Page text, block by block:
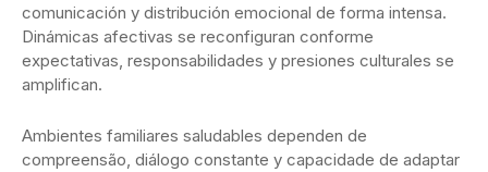
comunicación y distribución emocional de forma intensa.
Dinámicas afectivas se reconfiguran conforme
expectativas, responsabilidades y presiones culturales se
amplifican.
Ambientes familiares saludables dependen de
compreensão, diálogo constante y capacidade de adaptar